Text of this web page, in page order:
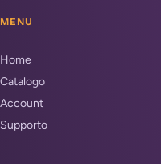
MENU
Home
Catalogo
Account
Supporto